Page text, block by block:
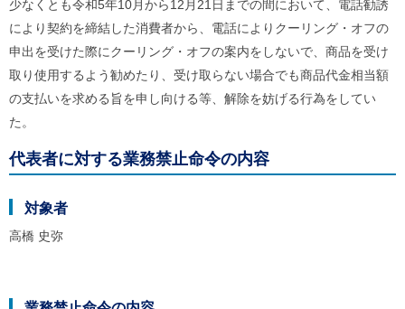
少なくとも令和5年10月から12月21日までの間において、電話勧誘
により契約を締結した消費者から、電話によりクーリング・オフの
申出を受けた際にクーリング・オフの案内をしないで、商品を受け
取り使用するよう勧めたり、受け取らない場合でも商品代金相当額
の支払いを求める旨を申し向ける等、解除を妨げる行為をしてい
た。
代表者に対する業務禁止命令の内容
対象者
高橋 史弥